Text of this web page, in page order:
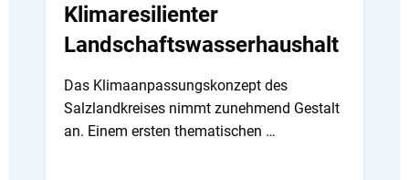
Klimaresilienter
Landschaftswasserhaushalt
Das Klimaanpassungskonzept des
Salzlandkreises nimmt zunehmend Gestalt
an. Einem ersten thematischen …